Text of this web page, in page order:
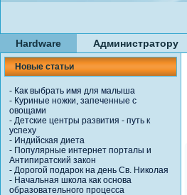
Hardware Администратору
Новые статьи
- Как выбрать имя для малыша
- Куриные ножки, запеченные с
овощами
- Детские центры развития - путь к
успеху
- Индийская диета
- Популярные интернет порталы и
Антипиратский закон
- Дорогой подарок на день Св. Николая
- Начальная школа как основа
образовательного процесса